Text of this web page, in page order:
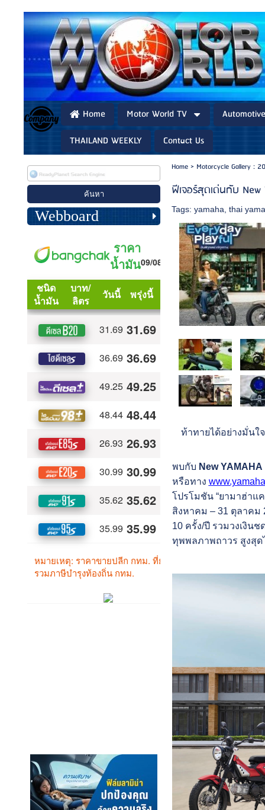
Home Motor World TV
THAILAND WEEKLY
Contact Us
Webboard
Home> Motorcycle Gallery :
ฟีเจอร์สุดเด่นกับ
Tags:yamaha ,thai
ท้าทายได้อย่างมั่นใ
พบกับ New YAMAHA
หรือทาง
โปรโมชัน “ยามาฮ่าแ
สิงหาคม – 31 ตุลาคม
10 ครั้ง/ปี รวมวงเงิน
ทุพพลภาพถาวร สูงสุด